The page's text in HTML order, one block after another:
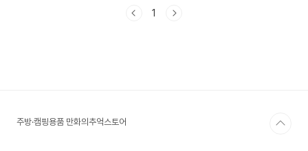
1
주방·캠핑용품 만화의추억스토어